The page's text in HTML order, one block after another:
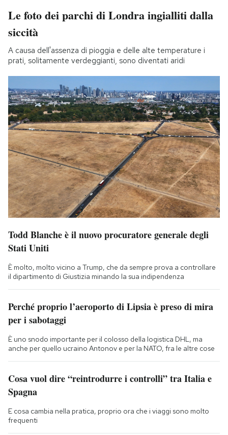
Le foto dei parchi di Londra ingialliti dalla
siccità
A causa dell'assenza di pioggia e delle alte temperature i
prati, solitamente verdeggianti, sono diventati aridi
Todd Blanche è il nuovo procuratore generale degli
Stati Uniti
È molto, molto vicino a Trump, che da sempre prova a controllare
il dipartimento di Giustizia minando la sua indipendenza
Perché proprio l’aeroporto di Lipsia è preso di mira
per i sabotaggi
È uno snodo importante per il colosso della logistica DHL, ma
anche per quello ucraino Antonov e per la NATO, fra le altre cose
Cosa vuol dire “reintrodurre i controlli” tra Italia e
Spagna
E cosa cambia nella pratica, proprio ora che i viaggi sono molto
frequenti